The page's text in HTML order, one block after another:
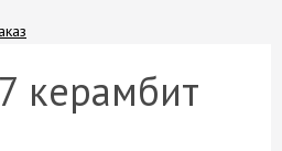
керамбит